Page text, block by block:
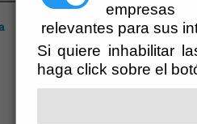
empresas
relevantes para sus
Si quiere inhabilitar
haga click sobre el
Políticas
Politica de
Aviso Legal
Politica de Cookies